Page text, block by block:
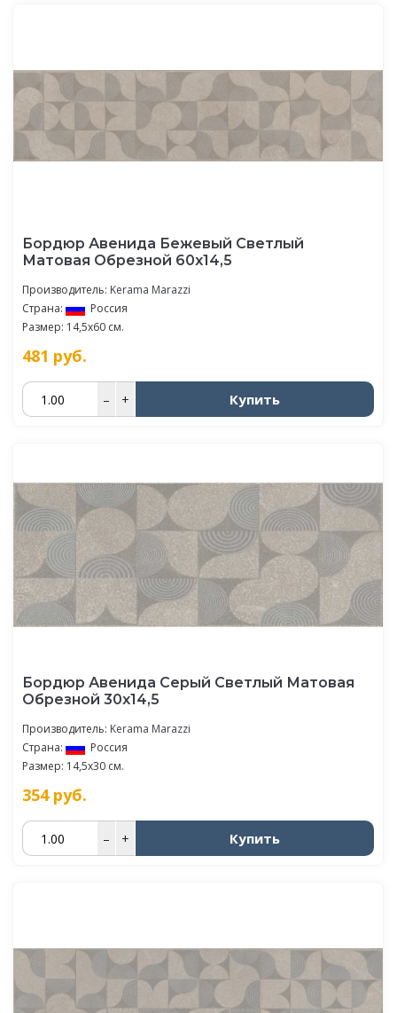
Бордюр Авенида Бежевый Светлый
Матовая Обрезной 60х14,5
Производитель: Kerama Marazzi
Страна:
Россия
Размер: 14,5x60 см.
481 руб.
– + Купить
Бордюр Авенида Серый Светлый Матовая
Обрезной 30х14,5
Производитель: Kerama Marazzi
Страна:
Россия
Размер: 14,5x30 см.
354руб.
– + Купить